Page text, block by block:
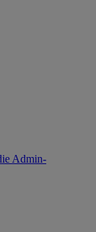
Admin-